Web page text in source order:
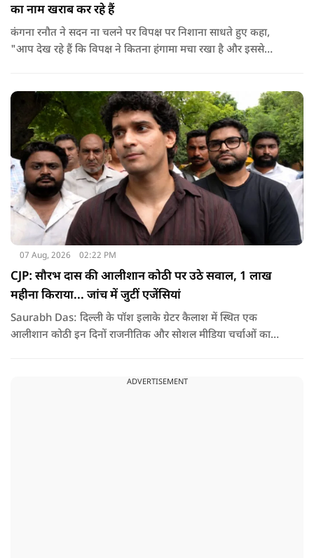
का नाम खराब कर रहे हैं
कंगना रनौत ने सदन ना चलने पर विपक्ष पर निशाना साधते हुए कहा,
"आप देख रहे हैं कि विपक्ष ने कितना हंगामा मचा रखा है और इससे
देश के सामने साफ हो रही है. और जब हारते हैं, तो रोना रोते हैं."
07 Aug, 2026 02:22 PM
CJP: सौरभ दास की आलीशान कोठी पर उठे सवाल, 1 लाख
महीना किराया... जांच में जुटीं एजेंसियां
Saurabh Das: दिल्ली के पॉश इलाके ग्रेटर कैलाश में स्थित एक
आलीशान कोठी इन दिनों राजनीतिक और सोशल मीडिया चर्चाओं का
ADVERTISEMENT